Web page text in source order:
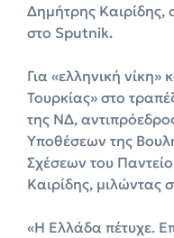
Δημήτρης Καιρίδης,
στο Sputnik.
Για «ελληνική
Τουρκίας» στο
της ΝΔ,
Υποθέσεων της
Σχέσεων του
Καιρίδης, μιλώντας
«Η Ελλάδα πέτυχε.